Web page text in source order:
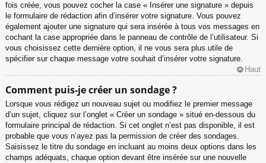
fois créée, vous pouvez cocher la case « Insérer une signature » depuis
le formulaire de rédaction afin d’insérer votre signature. Vous pouvez
également ajouter une signature qui sera insérée à tous vos messages en
cochant la case appropriée dans le panneau de contrôle de l’utilisateur. Si
vous choisissez cette dernière option, il ne vous sera plus utile de
spécifier sur chaque message votre souhait d’insérer votre signature.
Haut
Comment puis-je créer un sondage ?
Lorsque vous rédigez un nouveau sujet ou modifiez le premier message
d’un sujet, cliquez sur l’onglet « Créer un sondage » situé en-dessous du
formulaire principal de rédaction. Si cet onglet n’est pas disponible, il est
probable que vous n’ayez pas la permission de créer des sondages.
Saisissez le titre du sondage en incluant au moins deux options dans les
champs adéquats, chaque option devant être insérée sur une nouvelle